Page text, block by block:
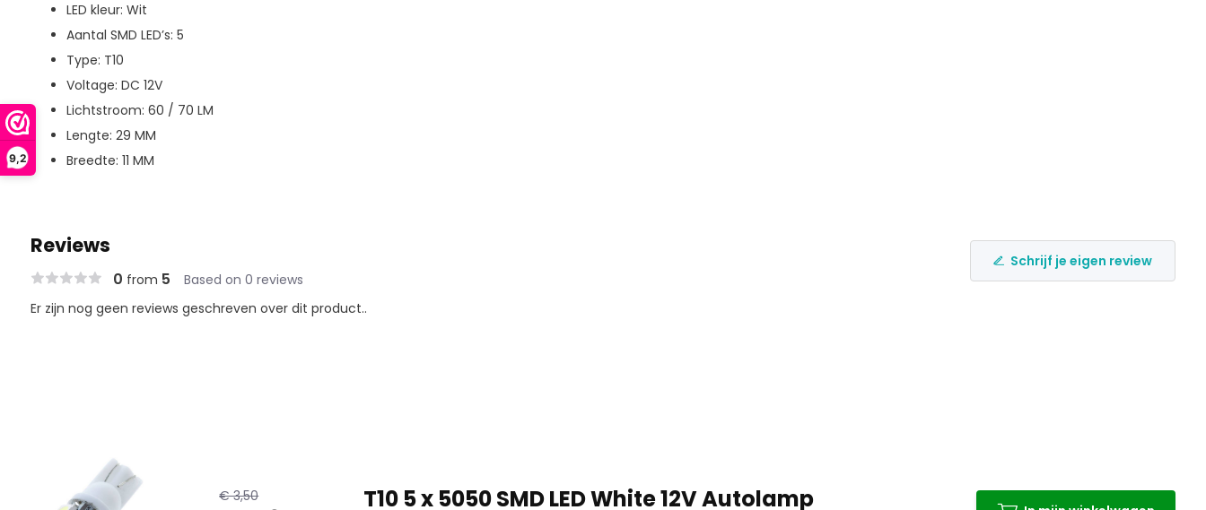
9,2
LED kleur: Wit
Aantal SMD LED’s: 5
Type: T10
Voltage: DC 12V
Lichtstroom: 60 / 70 LM
Lengte: 29 MM
Breedte: 11 MM
Reviews
0 from 5 Based on 0 reviews
Schrijf je eigen review
Er zijn nog geen reviews geschreven over dit product..
€ 3,50 T10 5 x 5050 SMD LED White 12V Autolamp